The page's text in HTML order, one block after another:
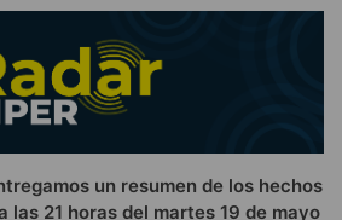
un resumen de los hechos
las 21 horas del martes 19 de mayo